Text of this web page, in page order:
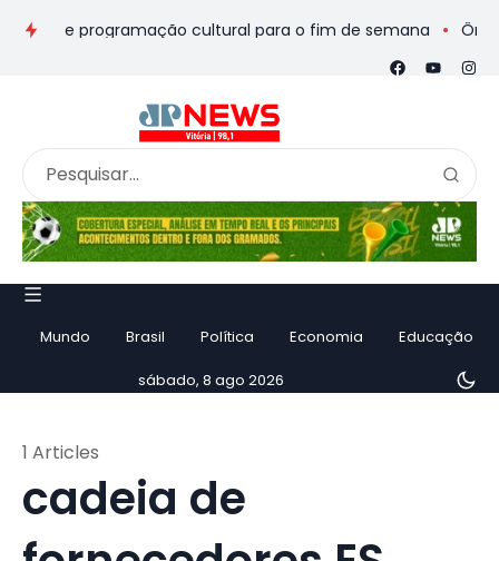
e programação cultural para o fim de semana Ônibus
Mundo Brasil Política Economia Educação
sábado, 8 ago 2026
cadeia de
1 Articles